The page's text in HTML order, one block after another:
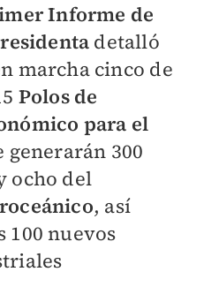
Informe de
detalló
marcha cinco de
Polos de
para el
generarán 300
ocho del
, así
100 nuevos